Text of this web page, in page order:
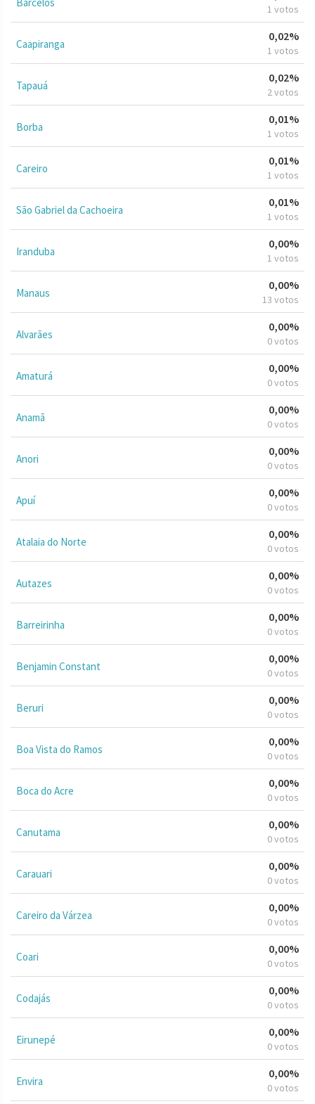
1 votos
Caapiranga
0,02%
1 votos
Tapauá
0,02%
2 votos
Borba
0,01%
1 votos
Careiro
0,01%
1 votos
São Gabriel da Cachoeira
0,01%
1 votos
Iranduba
0,00%
1 votos
Manaus
0,00%
13 votos
Alvarães
0,00%
0 votos
Amaturá
0,00%
0 votos
Anamã
0,00%
0 votos
Anori
0,00%
0 votos
Apuí
0,00%
0 votos
Atalaia do Norte
0,00%
0 votos
Autazes
0,00%
0 votos
Barreirinha
0,00%
0 votos
Benjamin Constant
0,00%
0 votos
Beruri
0,00%
0 votos
Boa Vista do Ramos
0,00%
0 votos
Boca do Acre
0,00%
0 votos
Canutama
0,00%
0 votos
Carauari
0,00%
0 votos
Careiro da Várzea
0,00%
0 votos
Coari
0,00%
0 votos
Codajás
0,00%
0 votos
Eirunepé
0,00%
0 votos
Envira
0,00%
0 votos